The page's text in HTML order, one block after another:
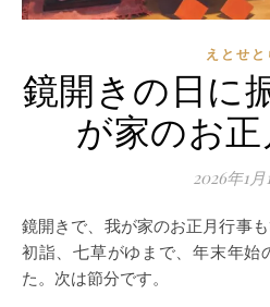
えとせと
鏡開きの日に
が家のお正
2026年1月
鏡開きで、我が家のお正月行事もひと区切り。お節づくりや
初詣、七草がゆまで、年末年始
た。次は節分です。